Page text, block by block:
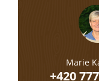
Marie
+420